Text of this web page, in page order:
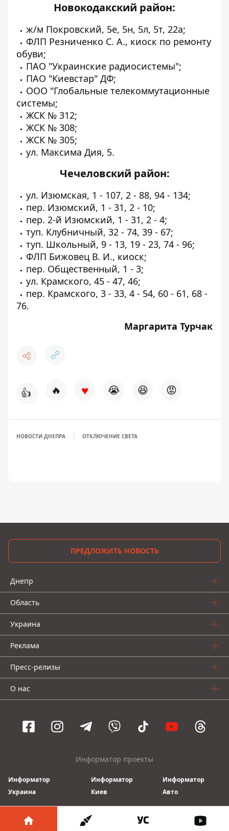
Новокодакский район:
ж/м Покровский, 5е, 5н, 5л, 5т, 22а;
ФЛП Резниченко С. А., киоск по ремонту
обуви;
ПАО "Украинские радиосистемы";
ПАО "Киевстар" ДФ;
ООО "Глобальные телекоммутационные
системы;
ЖСК № 312;
ЖСК № 308;
ЖСК № 305;
ул. Максима Дия, 5.
Чечеловский район:
ул. Изюмская, 1 - 107, 2 - 88, 94 - 134;
пер. Изюмский, 1 - 31, 2 - 10;
пер. 2-й Изюмский, 1 - 31, 2 - 4;
туп. Клубничный, 32 - 74, 39 - 67;
туп. Школьный, 9 - 13, 19 - 23, 74 - 96;
ФЛП Бижовец В. И., киоск;
пер. Общественный, 1 - 3;
ул. Крамского, 45 - 47, 46;
пер. Крамского, 3 - 33, 4 - 54, 60 - 61, 68 -
76.
Маргарита Турчак
👍 🔥 ♥ 😭 😆 😡
НОВОСТИ ДНЕПРА ОТКЛЮЧЕНИЕ СВЕТА
ПРЕДЛОЖИТЬ НОВОСТЬ
Днепр
Область
Украина
Реклама
Пресс-релизы
О нас
Информатор проекты
Информатор
Украина
Информатор
Киев
Информатор
Авто
© 2016-2026 Informator